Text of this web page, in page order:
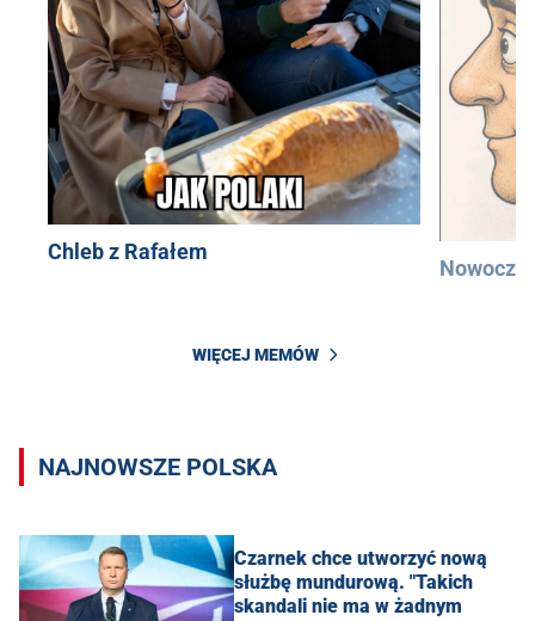
Chleb z Rafałem
WIĘCEJ MEMÓW
NAJNOWSZE POLSKA
Czarnek chce utworzyć nową
służbę mundurową. "Takich
skandali nie ma w żadnym